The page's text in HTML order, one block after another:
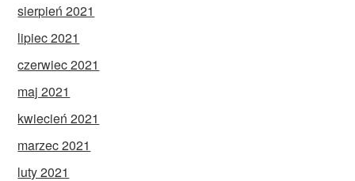
sierpień 2021
lipiec 2021
czerwiec 2021
maj 2021
kwiecień 2021
marzec 2021
luty 2021